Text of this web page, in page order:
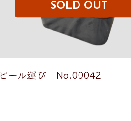
ビール運び No.00042